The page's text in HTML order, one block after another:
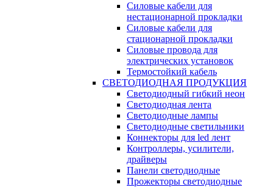
Силовые кабели для
нестационарной прокладки
Силовые кабели для
стационарной прокладки
Силовые провода для
электрических установок
Термостойкий кабель
СВЕТОДИОДНАЯ ПРОДУКЦИЯ
Светодиодный гибкий неон
Светодиодная лента
Светодиодные лампы
Светодиодные светильники
Коннекторы для led лент
Контроллеры, усилители,
драйверы
Панели светодиодные
Прожекторы светодиодные